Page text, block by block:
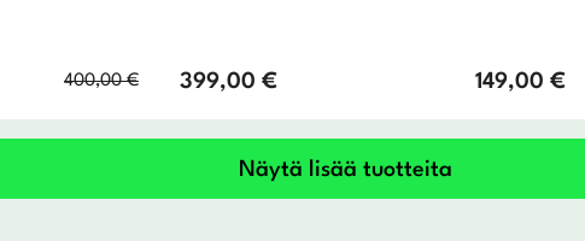
400,00€Alkuperäinen
400,00 €.
Nykyinen
320,00 €.
399,00 € 149,00€
Näytä lisää tuotteita